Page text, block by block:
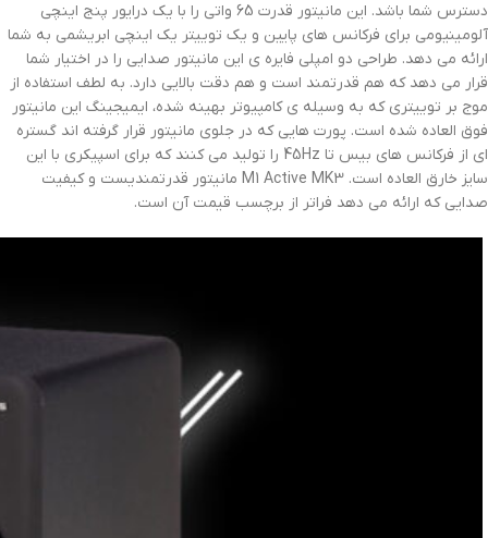
دسترس شما باشد. این مانیتور قدرت 65 واتی را با یک درایور پنج اینچی
آلومینیومی برای فرکانس های پایین و یک توییتر یک اینچی ابریشمی به شما
ارائه می دهد. طراحی دو امپلی فایره ی این مانیتور صدایی را در اختیار شما
قرار می دهد که هم قدرتمند است و هم دقت بالایی دارد. به لطف استفاده از
موج بر توییتری که به وسیله ی کامپیوتر بهینه شده، ایمیجینگ این مانیتور
فوق العاده شده است. پورت هایی که در جلوی مانیتور قرار گرفته اند گستره
ای از فرکانس های بیس تا 45Hz را تولید می کنند که برای اسپیکری با این
سایز خارق العاده است. M1 Active MK3 مانیتور قدرتمندیست و کیفیت
صدایی که ارائه می دهد فراتر از برچسب قیمت آن است.